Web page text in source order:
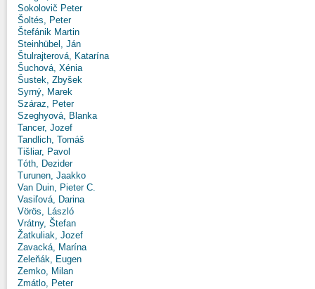
Sokolovič Peter
Šoltés, Peter
Štefánik Martin
Steinhübel, Ján
Štulrajterová, Katarína
Šuchová, Xénia
Šustek, Zbyšek
Syrný, Marek
Száraz, Peter
Szeghyová, Blanka
Tancer, Jozef
Tandlich, Tomáš
Tišliar, Pavol
Tóth, Dezider
Turunen, Jaakko
Van Duin, Pieter C.
Vasiľová, Darina
Vörös, László
Vrátny, Štefan
Žatkuliak, Jozef
Zavacká, Marína
Zeleňák, Eugen
Zemko, Milan
Zmátlo, Peter